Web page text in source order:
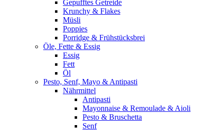
Gepufftes Getreide
Krunchy & Flakes
Müsli
Poppies
Porridge & Frühstücksbrei
Öle, Fette & Essig
Essig
Fett
Öl
Pesto, Senf, Mayo & Antipasti
Nährmittel
Antipasti
Mayonnaise & Remoulade & Aioli
Pesto & Bruschetta
Senf